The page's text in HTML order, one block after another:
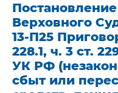
Верховного
13-П25
228.1, ч. 3 ст.
УК РФ
сбыт или